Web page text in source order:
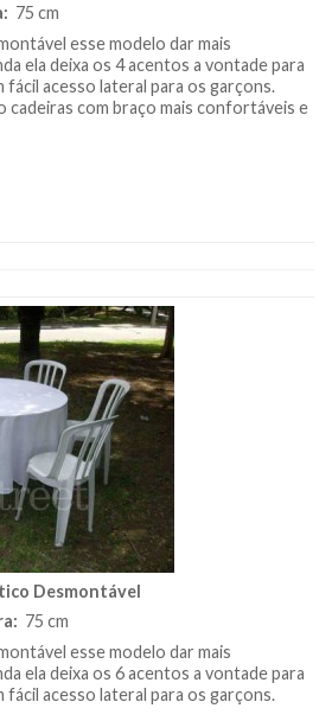
75 cm
esse modelo dar mais
ela deixa os 4 acentos a vontade para
fácil acesso lateral para os garçons.
cadeiras com braço mais confortáveis e
Desmontável
75 cm
esse modelo dar mais
ela deixa os 6 acentos a vontade para
fácil acesso lateral para os garçons.